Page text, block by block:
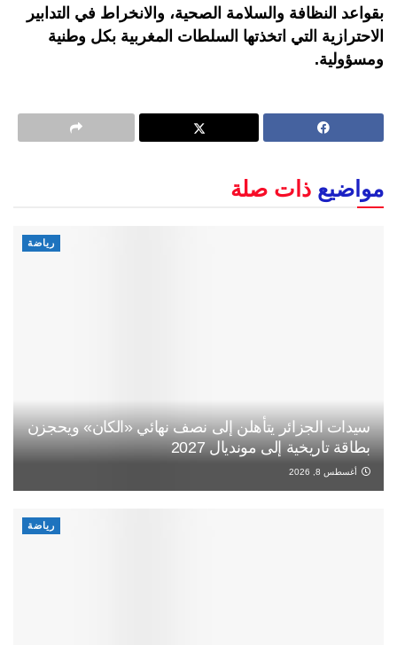
بقواعد النظافة والسلامة الصحية، والانخراط في التدابير
الاحترازية التي اتخذتها السلطات المغربية بكل وطنية
ومسؤولية.
مواضيع ذات صلة
رياضة
سيدات الجزائر يتأهلن إلى نصف نهائي «الكان» ويحجزن
بطاقة تاريخية إلى مونديال 2027
أغسطس 8, 2026
رياضة